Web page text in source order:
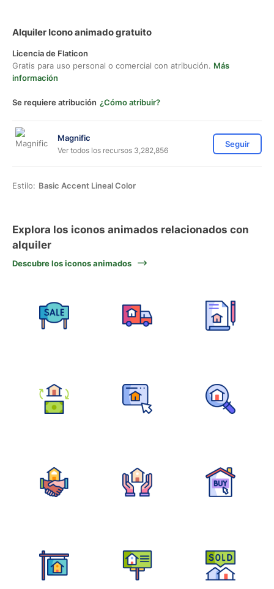
Alquiler Icono animado gratuito
Licencia de Flaticon
Gratis para uso personal o comercial con atribución. Más
información
Se requiere atribución ¿Cómo atribuir?
Magnific
Ver todos los recursos 3,282,856
Seguir
Estilo: Basic Accent Lineal Color
Explora los iconos animados relacionados con
alquiler
Descubre los iconos animados